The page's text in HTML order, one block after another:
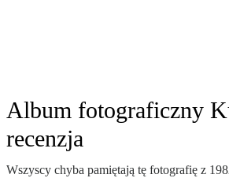
Album fotograficzny
recenzja
Wszyscy chyba pamiętają tę fotografię z